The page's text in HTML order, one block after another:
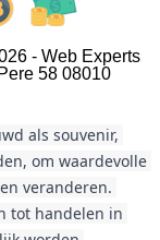
- Web Experts
58 08010
als souvenir,
om waardevolle
veranderen.
tot handelen in